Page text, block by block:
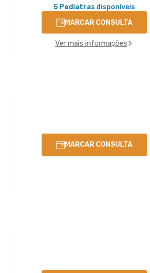
5 Pediatras disponíveis
MARCAR CONSULTA
Ver mais informações
MARCAR CONSULTA